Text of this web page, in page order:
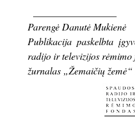
Parengė Danutė Mukienė
Publikacija paskelbta
radijo ir televizijos
žurnalas „Žemaičių